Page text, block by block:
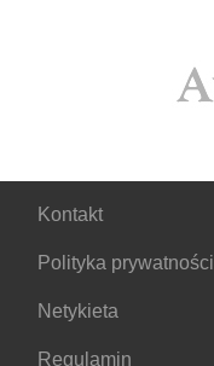
Kontakt
Polityka prywatności
Netykieta
Regulamin